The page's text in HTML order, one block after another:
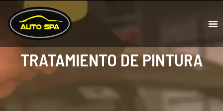
TRATAMIENTO DE PINTURA